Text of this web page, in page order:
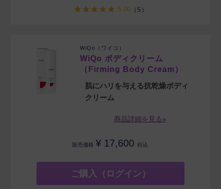
5.00（5）
WiQo（ワイコ）
WiQo ボディクリーム
（Firming Body Cream）
肌にハリを与える抗乾燥ボディ
クリーム
商品詳細を見る»
販売価格 ¥ 17,600 税込
ご購入（ログイン）